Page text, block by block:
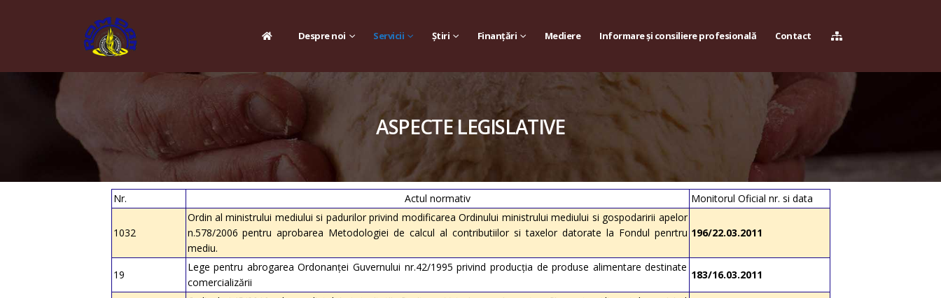
Despre noi Servicii Știri Finanțări Mediere Informare și consiliere profesională Contact
ASPECTE LEGISLATIVE
Nr. Actul normativ Monitorul Oficial nr. si data
1032
Ordin al ministrului mediului si padurilor privind modificarea Ordinului ministrului mediului si gospodaririi apelor
n.578/2006 pentru aprobarea Metodologiei de calcul al contributiilor si taxelor datorate la Fondul penrtru
mediu.
196/22.03.2011
19
Lege pentru abrogarea Ordonanţei Guvernului nr.42/1995 privind producţia de produse alimentare destinate
comercializării
183/16.03.2011